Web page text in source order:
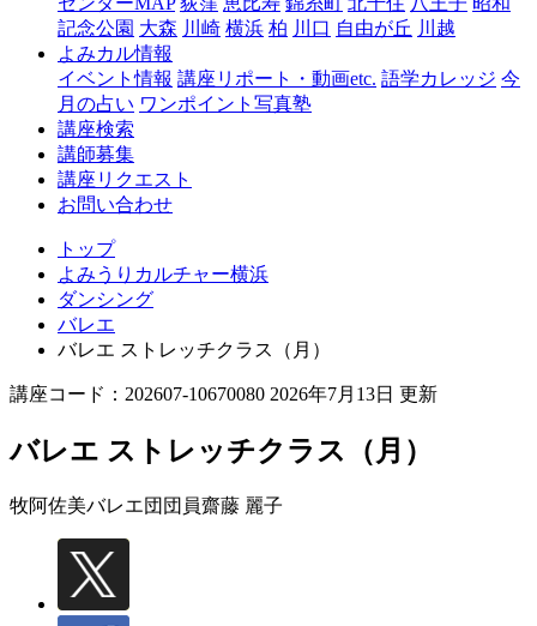
浜
記念公園 大森 川崎 横浜 柏 川口 自由が丘 川越
よみカル情報
イベント情報 講座リポート・動画etc. 語学カレッジ 今
月の占い ワンポイント写真塾
講座検索
講師募集
講座リクエスト
お問い合わせ
トップ
よみうりカルチャー横浜
ダンシング
バレエ
バレエ ストレッチクラス（月）
講座コード：202607-10670080 2026年7月13日 更新
バレエ ストレッチクラス（月）
牧阿佐美バレエ団団員齋藤 麗子